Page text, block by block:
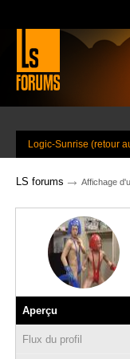
Logic-Sunrise (retour
LS forums → Affichage
Aperçu
Flux du profil